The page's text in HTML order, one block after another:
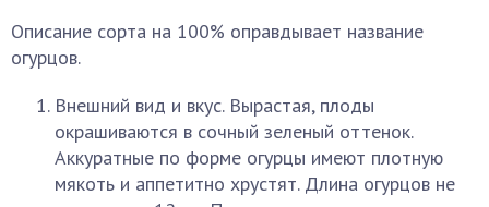
Описание сорта на 100% оправдывает название
огурцов.
Внешний вид и вкус. Вырастая, плоды
окрашиваются в сочный зеленый оттенок.
Аккуратные по форме огурцы имеют плотную
мякоть и аппетитно хрустят. Длина огурцов не